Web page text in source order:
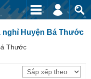
Huyện Bá Thước
Thước